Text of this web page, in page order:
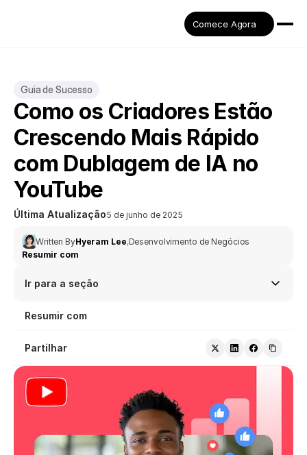
Comece Agora
Guia de Sucesso
Como os Criadores Estão
Crescendo Mais Rápido
com Dublagem de IA no
YouTube
Última Atualização5 de junho de 2025
Written ByHyeram Lee,Desenvolvimento de Negócios
Resumir com
Ir para a seção
Resumir com
Partilhar